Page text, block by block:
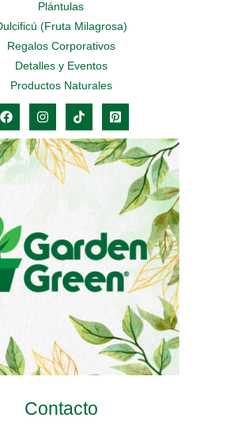
Plántulas
(Fruta Milagrosa)
Regalos Corporativos
Detalles y Eventos
Productos Naturales
Contacto